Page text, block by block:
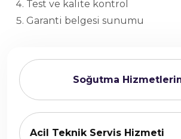
Soğutma
Acil Teknik Servis Hizmeti
Test ve kalite kontrol
Garanti belgesi sunumu